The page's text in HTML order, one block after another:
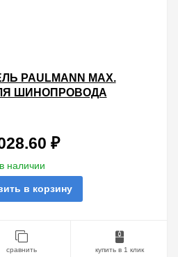
PAULMANN MAX.
ШИНОПРОВОДА
₽
в наличии
в корзину
сравнить купить в 1 клик